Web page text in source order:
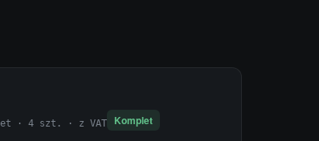
· 4 szt. · z VAT Komplet